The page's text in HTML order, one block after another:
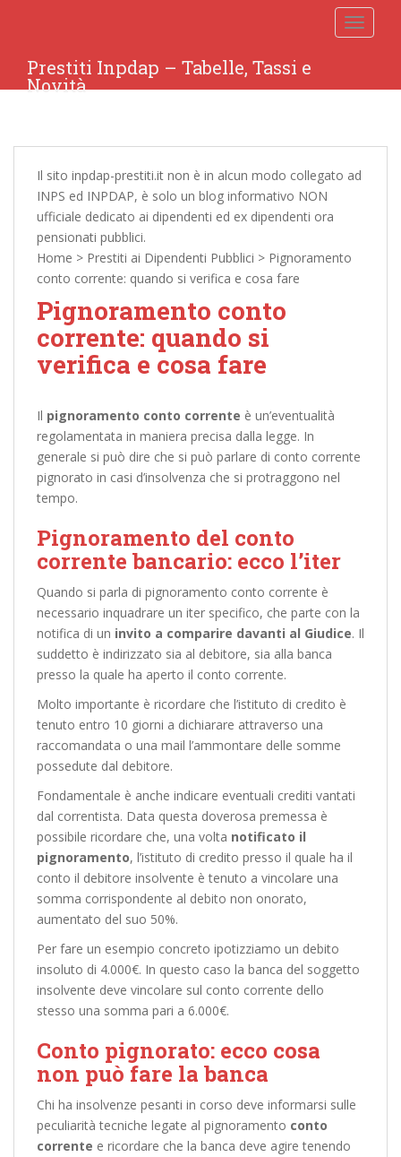
Prestiti Inpdap – Tabelle, Tassi e
Novità
Il sito inpdap-prestiti.it non è in alcun modo collegato ad
INPS ed INPDAP, è solo un blog informativo NON
ufficiale dedicato ai dipendenti ed ex dipendenti ora
pensionati pubblici.
Home > Prestiti ai Dipendenti Pubblici > Pignoramento
conto corrente: quando si verifica e cosa fare
Pignoramento conto
corrente: quando si
verifica e cosa fare
Il pignoramento conto corrente è un’eventualità
regolamentata in maniera precisa dalla legge. In
generale si può dire che si può parlare di conto corrente
pignorato in casi d’insolvenza che si protraggono nel
tempo.
Pignoramento del conto
corrente bancario: ecco l’iter
Quando si parla di pignoramento conto corrente è
necessario inquadrare un iter specifico, che parte con la
notifica di un invito a comparire davanti al Giudice. Il
suddetto è indirizzato sia al debitore, sia alla banca
presso la quale ha aperto il conto corrente.
Molto importante è ricordare che l’istituto di credito è
tenuto entro 10 giorni a dichiarare attraverso una
raccomandata o una mail l’ammontare delle somme
possedute dal debitore.
Fondamentale è anche indicare eventuali crediti vantati
dal correntista. Data questa doverosa premessa è
possibile ricordare che, una volta notificato il
pignoramento, l’istituto di credito presso il quale ha il
conto il debitore insolvente è tenuto a vincolare una
somma corrispondente al debito non onorato,
aumentato del suo 50%.
Per fare un esempio concreto ipotizziamo un debito
insoluto di 4.000€. In questo caso la banca del soggetto
insolvente deve vincolare sul conto corrente dello
stesso una somma pari a 6.000€.
Conto pignorato: ecco cosa
non può fare la banca
Chi ha insolvenze pesanti in corso deve informarsi sulle
peculiarità tecniche legate al pignoramento conto
corrente e ricordare che la banca deve agire tenendo